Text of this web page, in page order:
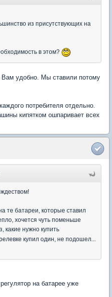
из присутствующих на
в этом?
Вам удобно. Мы ставили потому
потребителя отдельно.
кипятком ошпаривает всех
те батареи, которые ставил
хочется чуть поменьше
какие нужно купить
купил один, не подошел...
на батарее уже